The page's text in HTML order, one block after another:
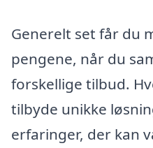
Generelt set får du
pengene, når du
forskellige tilbud.
tilbyde unikke
erfaringer, der kan